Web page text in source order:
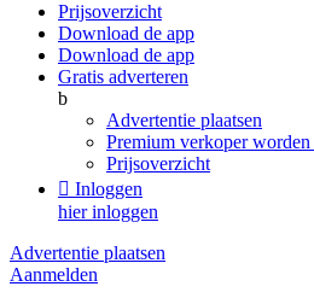
Prijsoverzicht
Download de app
Download de app
Gratis adverteren
b
Advertentie plaatsen
Premium verkoper worden
Prijsoverzicht
 Inloggen
hier inloggen
Advertentie plaatsen
Aanmelden